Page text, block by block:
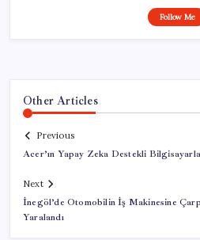
Follow Me
Other Articles
Previous
Acer’ın Yapay Zeka Destekli
Next
İnegöl’de Otomobilin İş Makinesine
Yaralandı